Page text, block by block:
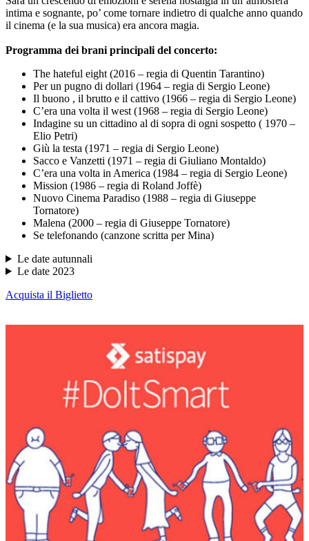
intima e sognante, po’ come tornare indietro di qualche anno quando
il cinema (e la sua musica) era ancora magia.
Programma dei brani principali del concerto:
The hateful eight (2016 – regia di Quentin Tarantino)
Per un pugno di dollari (1964 – regia di Sergio Leone)
Il buono , il brutto e il cattivo (1966 – regia di Sergio Leone)
C’era una volta il west (1968 – regia di Sergio Leone)
Indagine su un cittadino al di sopra di ogni sospetto ( 1970 –
Elio Petri)
Giù la testa (1971 – regia di Sergio Leone)
Sacco e Vanzetti (1971 – regia di Giuliano Montaldo)
C’era una volta in America (1984 – regia di Sergio Leone)
Mission (1986 – regia di Roland Joffè)
Nuovo Cinema Paradiso (1988 – regia di Giuseppe
Tornatore)
Malena (2000 – regia di Giuseppe Tornatore)
Se telefonando (canzone scritta per Mina)
Le date autunnali
Le date 2023
Acquista il Biglietto